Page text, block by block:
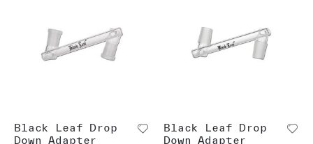
Black Leaf Drop
Down Adapter
Black Leaf Drop
Down Adapter